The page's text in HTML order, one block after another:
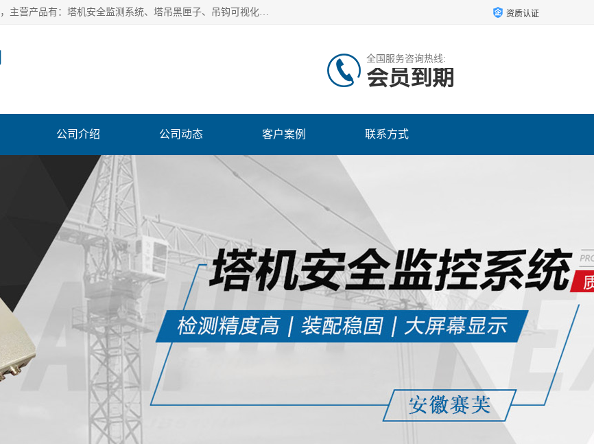
安徽赛芙智能科技有限公司是一家主营智慧化工地解决方案的企业，主营产品有：塔机安全监测系统、塔吊黑匣子、吊钩可视化、吊钩可视化系统、塔机安全监控系统、塔机黑匣子等。创建至今始终关注用户需求，为用户提供有的产品和服务。 资质认证
全国服务咨询热线:
会员到期
公司介绍 公司动态 客户案例 联系方式